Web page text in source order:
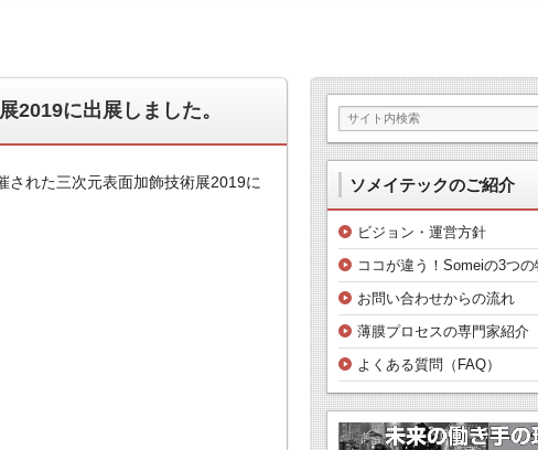
2019に出展しました。
された三次元表面加飾技術展2019に
ソメイテックのご紹介
ビジョン・運営方針
ココが違う！Someiの3つの
お問い合わせからの流れ
薄膜プロセスの専門家紹介
よくある質問（FAQ）